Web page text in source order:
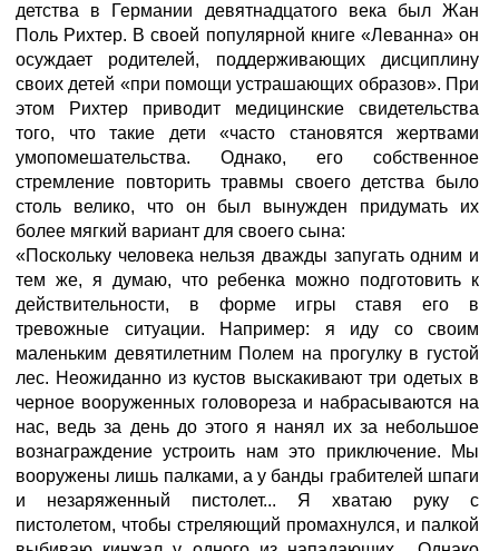
детства в Германии девятнадцатого века был Жан
Поль Рихтер. В своей популярной книге «Леванна» он
осуждает родителей, поддерживающих дисциплину
своих детей «при помощи устрашающих образов». При
этом Рихтер приводит медицинские свидетельства
того, что такие дети «часто становятся жертвами
умопомешательства. Однако, его собственное
стремление повторить травмы своего детства было
столь велико, что он был вынужден придумать их
более мягкий вариант для своего сына:
«Поскольку человека нельзя дважды запугать одним и
тем же, я думаю, что ребенка можно подготовить к
действительности, в форме игры ставя его в
тревожные ситуации. Например: я иду со своим
маленьким девятилетним Полем на прогулку в густой
лес. Неожиданно из кустов выскакивают три одетых в
черное вооруженных головореза и набрасываются на
нас, ведь за день до этого я нанял их за небольшое
вознаграждение устроить нам это приключение. Мы
вооружены лишь палками, а у банды грабителей шпаги
и незаряженный пистолет... Я хватаю руку с
пистолетом, чтобы стреляющий промахнулся, и палкой